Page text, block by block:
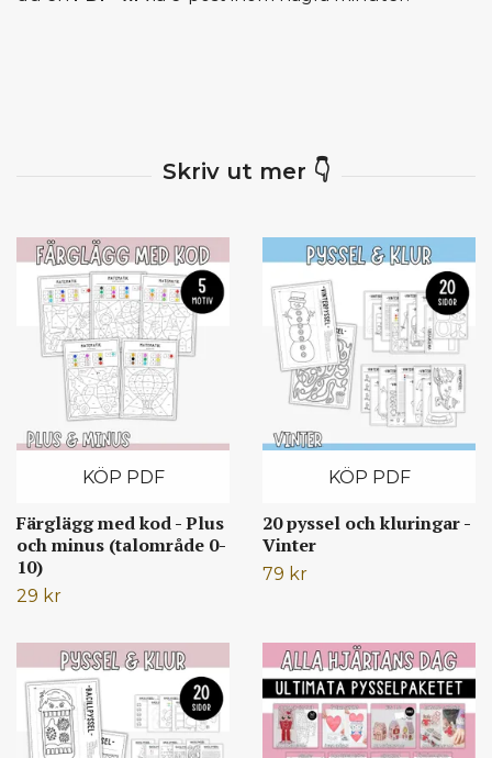
KÖP PDF
Färglägg med kod - Plus
och minus (talområde 0-
10)
29 kr
KÖP PDF
20 pyssel och kluringar -
Vinter
79 kr